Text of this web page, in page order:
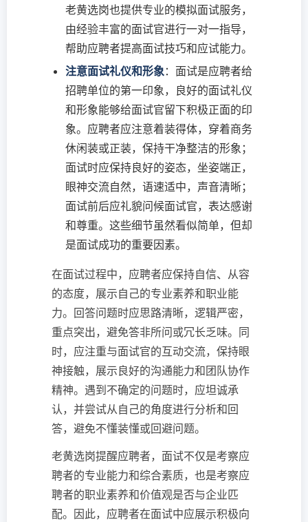
老黄选岗也提供专业的模拟面试服务，
由经验丰富的面试官进行一对一指导，
帮助应聘者提高面试技巧和应试能力。
注意面试礼仪和形象：面试是应聘者给
招聘单位的第一印象，良好的面试礼仪
和形象能够给面试官留下积极正面的印
象。应聘者应注意着装得体，穿着商务
休闲装或正装，保持干净整洁的形象；
面试时应保持良好的姿态，坐姿端正，
眼神交流自然，语速适中，声音清晰；
面试前后应礼貌问候面试官，表达感谢
和尊重。这些细节虽然看似简单，但却
是面试成功的重要因素。
在面试过程中，应聘者应保持自信、从容
的态度，展示自己的专业素养和职业能
力。回答问题时应思路清晰，逻辑严密，
重点突出，避免答非所问或冗长乏味。同
时，应注重与面试官的互动交流，保持眼
神接触，展示良好的沟通能力和团队协作
精神。遇到不确定的问题时，应坦诚承
认，并尝试从自己的角度进行分析和回
答，避免不懂装懂或回避问题。
老黄选岗提醒应聘者，面试不仅是考察应
聘者的专业能力和综合素质，也是考察应
聘者的职业素养和价值观是否与企业匹
配。因此，应聘者在面试中应展示积极向